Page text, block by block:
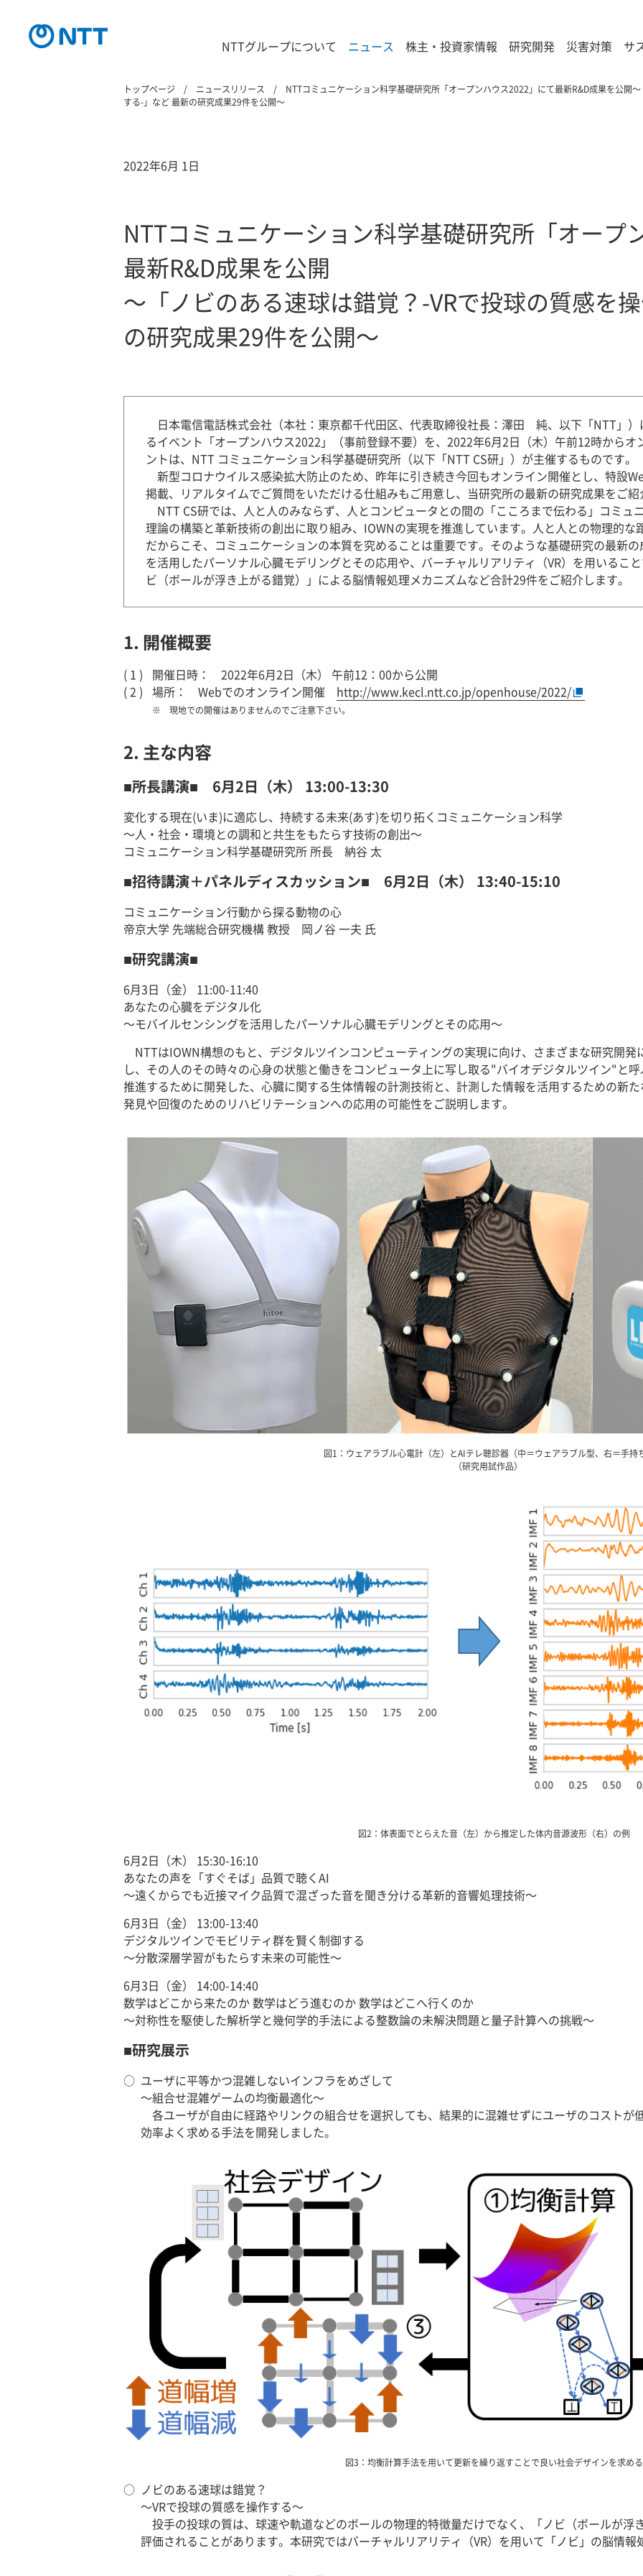
NTTグループについて ニュース 株主・投資家情報 研究開発 災害対策 サ
トップページ ニュースリリース
NTTコミュニケーション科学基礎研究所「オープンハウス2022」にて最新R&D成果を公開
する-」など 最新の研究成果29件を公開～
2022年6月 1日
NTTコミュニケーション科学基礎研究所「オープ
最新R&D成果を公開
～「ノビのある速球は錯覚？-VRで投球の質感を
の研究成果29件を公開～
日本電信電話株式会社（本社：東京都千代田区、代表取締役社長：澤田 純、以下「NTT」
るイベント「オープンハウス2022」（事前登録不要）を、2022年6月2日（木）午前12時から
ントは、NTT コミュニケーション科学基礎研究所（以下「NTT CS研」）が主催するものです。
新型コロナウイルス感染拡大防止のため、昨年に引き続き今回もオンライン開催とし、特設
掲載、リアルタイムでご質問をいただける仕組みもご用意し、当研究所の最新の研究成果をご
NTT CS研では、人と人のみならず、人とコンピュータとの間の「こころまで伝わる」コミュ
理論の構築と革新技術の創出に取り組み、IOWNの実現を推進しています。人と人との物理的な
だからこそ、コミュニケーションの本質を究めることは重要です。そのような基礎研究の最新
を活用したパーソナル心臓モデリングとその応用や、バーチャルリアリティ（VR）を用いるこ
ビ（ボールが浮き上がる錯覚）」による脳情報処理メカニズムなど合計29件をご紹介します。
1. 開催概要
開催日時： 2022年6月2日（木） 午前12：00から公開
場所： Webでのオンライン開催 http://www.kecl.ntt.co.jp/openhouse/2022/
現地での開催はありませんのでご注意下さい。
2. 主な内容
■所長講演■ 6月2日（木） 13:00-13:30
変化する現在(いま)に適応し、持続する未来(あす)を切り拓くコミュニケーション科学
～人・社会・環境との調和と共生をもたらす技術の創出～
コミュニケーション科学基礎研究所 所長 納谷 太
■招待講演＋パネルディスカッション■ 6月2日（木） 13:40-15:10
コミュニケーション行動から探る動物の心
帝京大学 先端総合研究機構 教授 岡ノ谷 一夫 氏
■研究講演■
6月3日（金） 11:00-11:40
あなたの心臓をデジタル化
～モバイルセンシングを活用したパーソナル心臓モデリングとその応用～
NTTはIOWN構想のもと、デジタルツインコンピューティングの実現に向け、さまざまな研究開
し、その人のその時々の心身の状態と働きをコンピュータ上に写し取る"バイオデジタルツイン"と
推進するために開発した、心臓に関する生体情報の計測技術と、計測した情報を活用するための新
発見や回復のためのリハビリテーションへの応用の可能性をご説明します。
図1：ウェアラブル心電計（左）とAIテレ聴診器（中＝ウェアラブル型、右＝手持
（研究用試作品）
図2：体表面でとらえた音（左）から推定した体内音源波形（右）の例
6月2日（木） 15:30-16:10
あなたの声を「すぐそば」品質で聴くAI
～遠くからでも近接マイク品質で混ざった音を聞き分ける革新的音響処理技術～
6月3日（金） 13:00-13:40
デジタルツインでモビリティ群を賢く制御する
～分散深層学習がもたらす未来の可能性～
6月3日（金） 14:00-14:40
数学はどこから来たのか 数学はどう進むのか 数学はどこへ行くのか
～対称性を駆使した解析学と幾何学的手法による整数論の未解決問題と量子計算への挑戦～
■研究展示
○ ユーザに平等かつ混雑しないインフラをめざして
～組合せ混雑ゲームの均衡最適化～
各ユーザが自由に経路やリンクの組合せを選択しても、結果的に混雑せずにユーザのコストが
効率よく求める手法を開発しました。
図3：均衡計算手法を用いて更新を繰り返すことで良い社会デザインを求める
○ ノビのある速球は錯覚？
～VRで投球の質感を操作する～
投手の投球の質は、球速や軌道などのボールの物理的特徴量だけでなく、「ノビ（ボールが浮
評価されることがあります。本研究ではバーチャルリアリティ（VR）を用いて「ノビ」の脳情